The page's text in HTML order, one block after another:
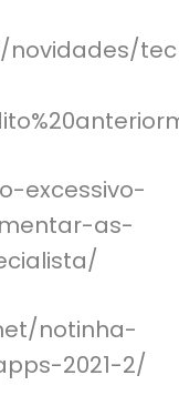
novidades/
excessivo-
as-
notinha-
2021-2/